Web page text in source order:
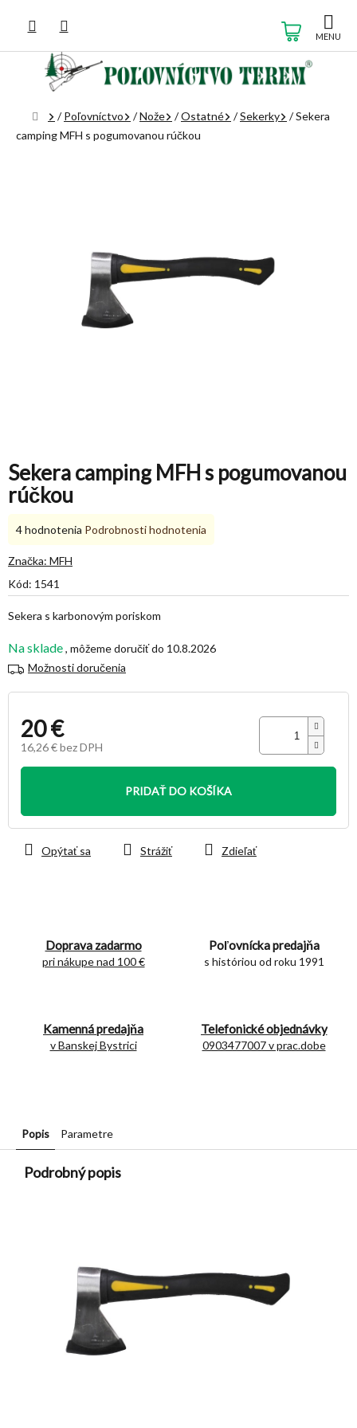
obsah
KOŠÍK
Domov
/ Poľovníctvo /Nože /Ostatné /Sekerky /Sekera
camping MFH s pogumovanou rúčkou
Sekera camping MFH s pogumovanou
rúčkou
Kód: 1541
Na sklade
10.8.2026
Možnosti doručenia
20 €
16,26 € bez DPH
Jednotková
PRIDAŤ DO KOŠÍKA
Doprava zadarmo
pri nákupe nad 100 €
Poľovnícka predajňa
s históriou od roku 1991
Kamenná predajňa
v Banskej Bystrici
Telefonické objednávky
0903477007 v prac.dobe
Sekera s karbonovým poriskom
Opýtať sa Strážiť Zdieľať
Priemerné
produktu
5,0
5
4 hodnotenia Podrobnosti hodnotenia
Značka: MFH
Popis Parametre
Podrobný popis